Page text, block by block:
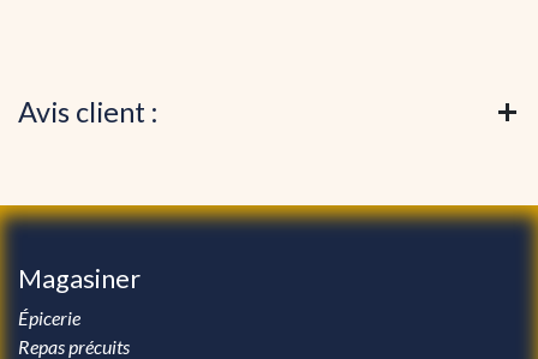
Avis client :
Magasiner
Épicerie
Repas précuits